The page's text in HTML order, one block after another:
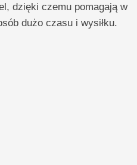
dzięki czemu pomagają w
dużo czasu i wysiłku.